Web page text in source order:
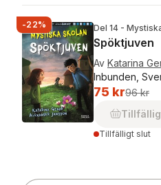
-22% Del 14 -
Spöktjuven
Av Katarina
Inbunden,
75 kr96 kr
Tillfälligt slut